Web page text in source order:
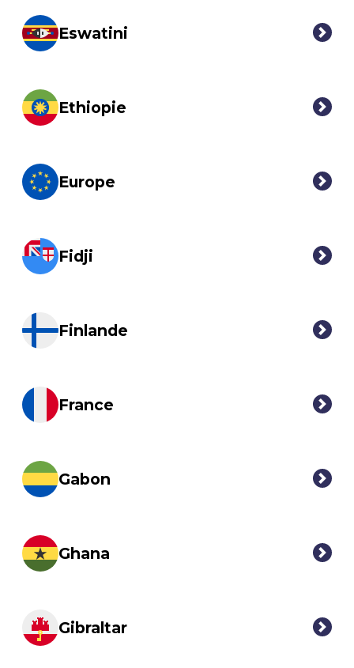
Eswatini
Ethiopie
Europe
Fidji
Finlande
France
Gabon
Ghana
Gibraltar